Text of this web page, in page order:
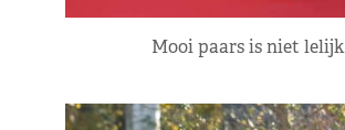
Mooi paars is niet lelijk